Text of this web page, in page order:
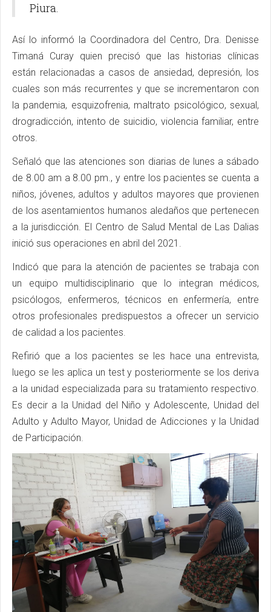
Piura.
Así lo informó la Coordinadora del Centro, Dra. Denisse
Timaná Curay quien precisó que las historias clínicas
están relacionadas a casos de ansiedad, depresión, los
cuales son más recurrentes y que se incrementaron con
la pandemia, esquizofrenia, maltrato psicológico, sexual,
drogradicción, intento de suicidio, violencia familiar, entre
otros.
Señaló que las atenciones son diarias de lunes a sábado
de 8.00 am a 8.00 pm., y entre los pacientes se cuenta a
niños, jóvenes, adultos y adultos mayores que provienen
de los asentamientos humanos aledaños que pertenecen
a la jurisdicción. El Centro de Salud Mental de Las Dalias
inició sus operaciones en abril del 2021.
Indicó que para la atención de pacientes se trabaja con
un equipo multidisciplinario que lo integran médicos,
psicólogos, enfermeros, técnicos en enfermería, entre
otros profesionales predispuestos a ofrecer un servicio
de calidad a los pacientes.
Refirió que a los pacientes se les hace una entrevista,
luego se les aplica un test y posteriormente se los deriva
a la unidad especializada para su tratamiento respectivo.
Es decir a la Unidad del Niño y Adolescente, Unidad del
Adulto y Adulto Mayor, Unidad de Adicciones y la Unidad
de Participación.